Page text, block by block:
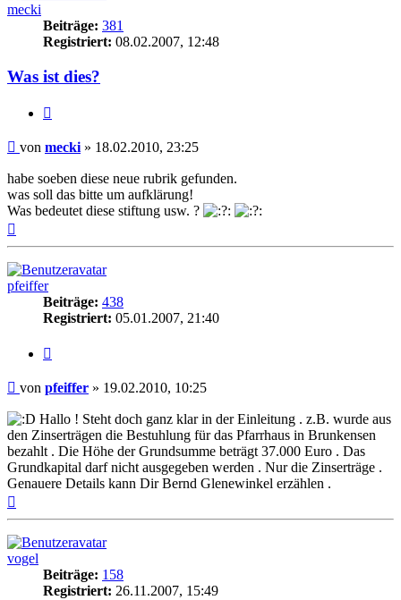
mecki
Beiträge: 381
Registriert: 08.02.2007, 12:48
Was ist dies?
Beitrag
von mecki » 18.02.2010, 23:25
habe soeben diese neue rubrik gefunden.
was soll das bitte um aufklärung!
Was bedeutet diese stiftung usw. ?
pfeiffer
Beiträge: 438
Registriert: 05.01.2007, 21:40
Beitrag
von pfeiffer » 19.02.2010, 10:25
Hallo ! Steht doch ganz klar in der Einleitung . z.B. wurde aus
den Zinserträgen die Bestuhlung für das Pfarrhaus in Brunkensen
bezahlt . Die Höhe der Grundsumme beträgt 37.000 Euro . Das
Grundkapital darf nicht ausgegeben werden . Nur die Zinserträge .
Genauere Details kann Dir Bernd Glenewinkel erzählen .
vogel
Beiträge: 158
Registriert: 26.11.2007, 15:49